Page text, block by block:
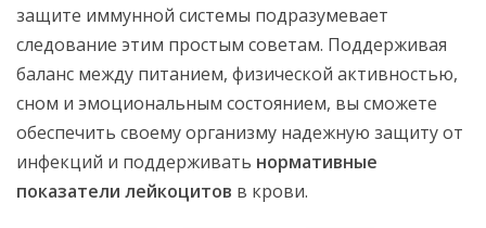
защите иммунной системы подразумевает
следование этим простым советам. Поддерживая
баланс между питанием, физической активностью,
сном и эмоциональным состоянием, вы сможете
обеспечить своему организму надежную защиту от
инфекций и поддерживать нормативные
показатели лейкоцитов в крови.